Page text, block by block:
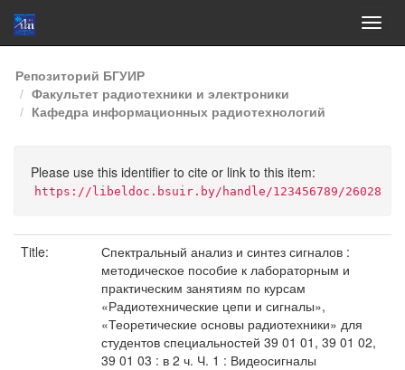
Skip
navigation
Репозиторий БГУИР
Факультет радиотехники и электроники
Кафедра информационных радиотехнологий
Please use this identifier to cite or link to this item:
https://libeldoc.bsuir.by/handle/123456789/26028
Title:
Спектральный анализ и синтез сигналов :
методическое пособие к лабораторным и
практическим занятиям по курсам
«Радиотехнические цепи и сигналы»,
«Теоретические основы радиотехники» для
студентов специальностей 39 01 01, 39 01 02,
39 01 03 : в 2 ч. Ч. 1 : Видеосигналы